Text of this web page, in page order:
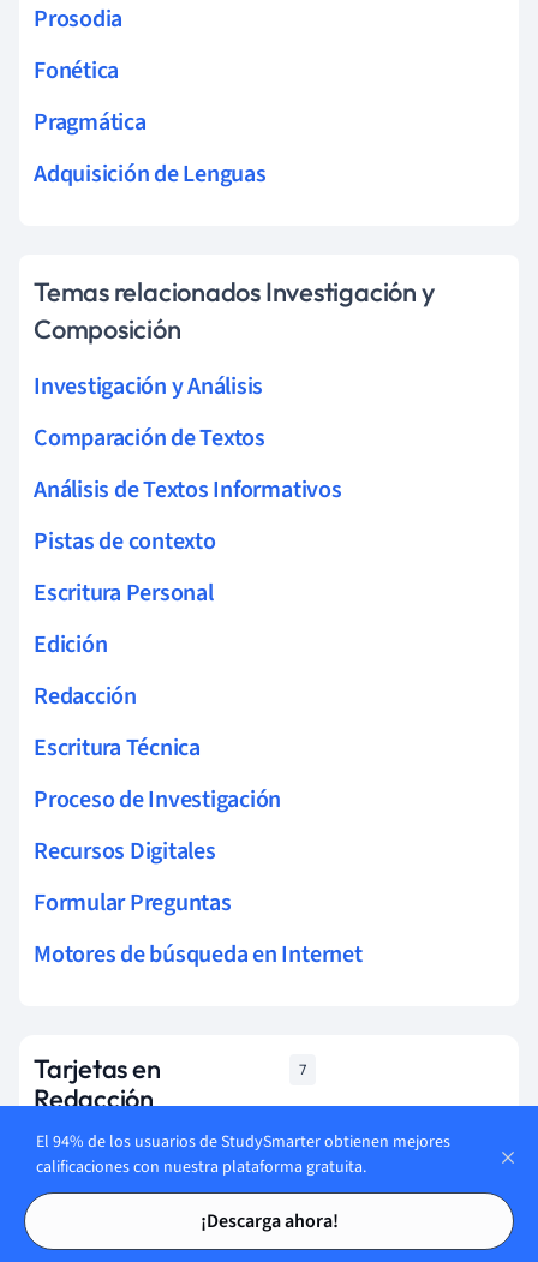
Tarjetas de estudio
Tarjetas de estudio
Prosodia
Fonética
Pragmática
Adquisición de Lenguas
Temas relacionados Investigación y
Composición
Investigación y Análisis
Comparación de Textos
Análisis de Textos Informativos
Pistas de contexto
Escritura Personal
Edición
Redacción
Escritura Técnica
Proceso de Investigación
Recursos Digitales
Formular Preguntas
Motores de búsqueda en Internet
Tarjetas en
Redacción
7
Empieza a aprender
El 94% de los usuarios de StudySmarter obtienen mejores
calificaciones con nuestra plataforma gratuita.
¡Descarga ahora!